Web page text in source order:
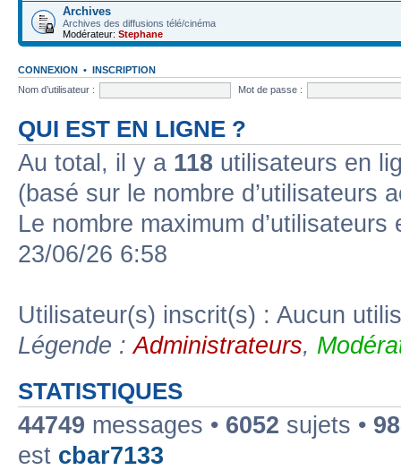
Archives
Archives des diffusions télé/cinéma
Modérateur: Stephane
CONNEXION • INSCRIPTION
Nom d’utilisateur :
Mot de passe :
QUI EST EN LIGNE ?
Au total, il y a 118 utilisateurs en
(basé sur le nombre d’utilisateurs
Le nombre maximum
23/06/26 6:58
Utilisateur(s) inscrit(s) : Aucun
Légende :Administrateurs,
STATISTIQUES
44749 messages • 6052 sujets •
est cbar7133